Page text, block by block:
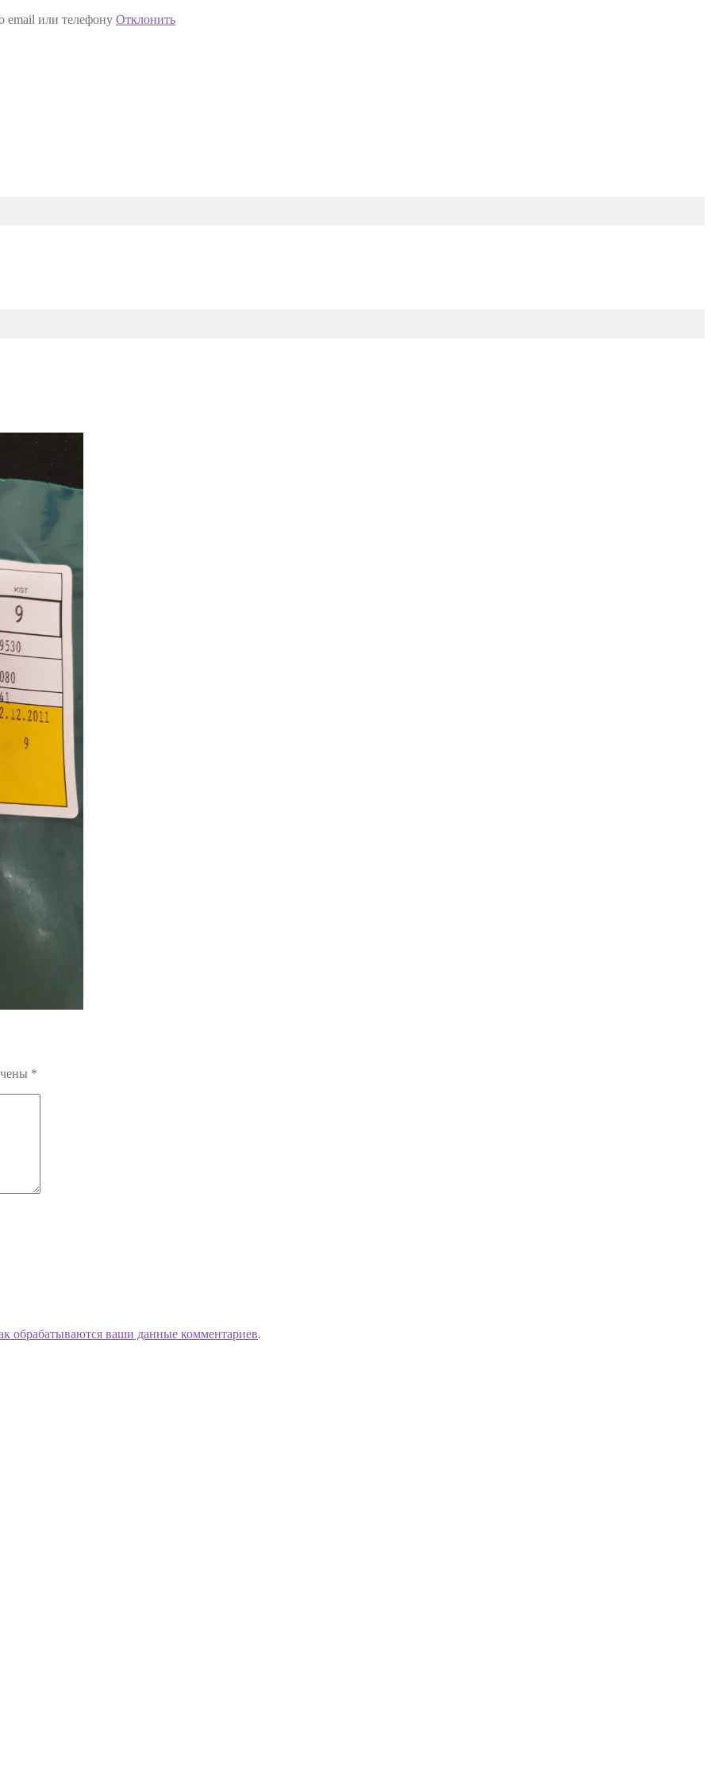
email или телефону Отклонить
*
обрабатываются ваши данные комментариев.